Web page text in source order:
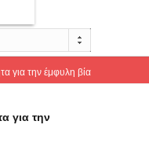
για την έμφυλη βία
για την